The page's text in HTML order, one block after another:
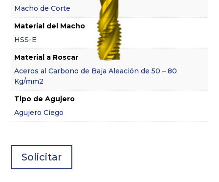
Macho de Corte
Material del Macho
HSS-E
Material a Roscar
Aceros al Carbono de Baja Aleación de 50 – 80
Kg/mm2
Tipo de Agujero
Agujero Ciego
Solicitar